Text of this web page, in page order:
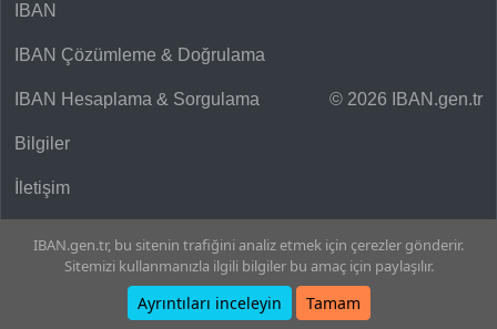
© 2026 IBAN.gen.tr
IBAN
IBAN Çözümleme & Doğrulama
IBAN Hesaplama & Sorgulama
Bilgiler
İletişim
IBAN.gen.tr, bu sitenin trafiğini analiz etmek için çerezler gönderir.
Sitemizi kullanmanızla ilgili bilgiler bu amaç için paylaşılır.
Ayrıntıları inceleyin Tamam